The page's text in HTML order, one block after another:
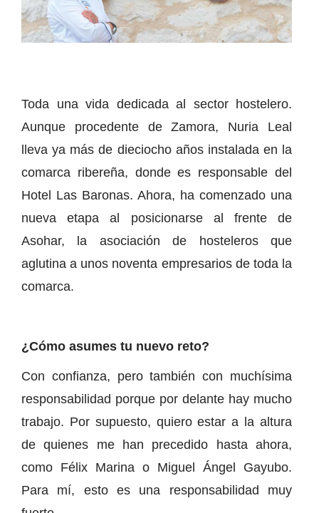
Toda una vida dedicada al sector hostelero.
Aunque procedente de Zamora, Nuria Leal
lleva ya más de dieciocho años instalada en la
comarca ribereña, donde es responsable del
Hotel Las Baronas. Ahora, ha comenzado una
nueva etapa al posicionarse al frente de
Asohar, la asociación de hosteleros que
aglutina a unos noventa empresarios de toda la
comarca.
¿Cómo asumes tu nuevo reto?
Con confianza, pero también con muchísima
responsabilidad porque por delante hay mucho
trabajo. Por supuesto, quiero estar a la altura
de quienes me han precedido hasta ahora,
como Félix Marina o Miguel Ángel Gayubo.
Para mí, esto es una responsabilidad muy